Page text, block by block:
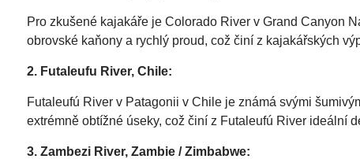
Pro zkušené kajakáře je Colorado River v Grand Canyon
obrovské kaňony a rychlý proud, což činí z kajakářských
2. Futaleufu River, Chile:
Futaleufú River v Patagonii v Chile je známá svými
extrémně obtížné úseky, což činí z Futaleufú River ideální
3. Zambezi River, Zambie / Zimbabwe: